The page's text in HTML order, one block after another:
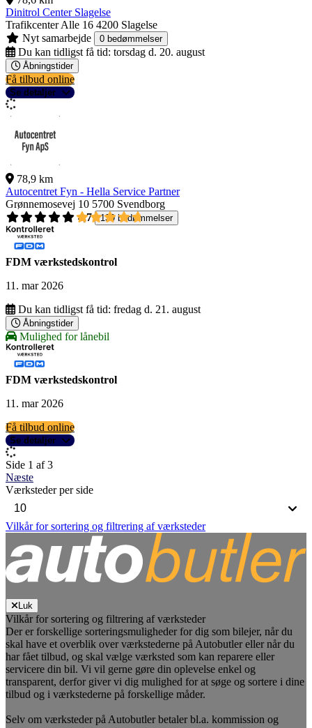
Dinitrol Center Slagelse
Trafikcenter Alle 16 4200 Slagelse
Nyt samarbejde
0 bedømmelser
Du kan tidligst få tid: torsdag d. 20. august
Åbningstider
Få tilbud online
Se detaljer
78,9 km
Autocentret Fyn - Hella Service Partner
Grønnemosevej 10 5700 Svendborg
4,7
139 bedømmelser
FDM værkstedskontrol
11. mar 2026
Du kan tidligst få tid: fredag d. 21. august
Åbningstider
Mulighed for lånebil
FDM værkstedskontrol
11. mar 2026
Få tilbud online
Se detaljer
Side 1 af 3
Næste
Værksteder per side
Vilkår for sortering og filtrering af værksteder
Luk
Vilkår for sortering og filtrering af værksteder
Der er forskellige sorteringsmuligheder for dig som bilejer, når du
skal have et overblik over værkstederne på Autobutler eller når du
har fået tilbud, og skal vælge værksted som kan reparere eller
servicere din bil. Vi vil gerne gøre din oplevelse enkel og
transparent, derfor giver vi dig mulighed for at søge og sortere i dine
tilbud og i værkstederne på forskellige måder.
Selv om værksteder på Autobutler betaler bl.a. kommission og